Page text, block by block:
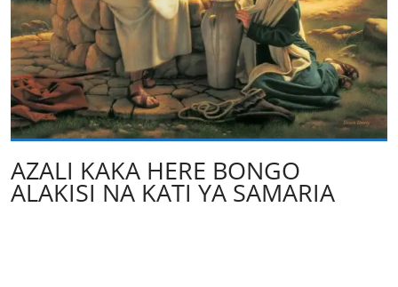
AZALI KAKA HERE BONGO
ALAKISI NA KATI YA SAMARIA